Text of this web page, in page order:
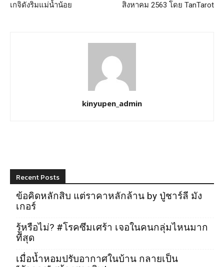
เกจิดังริมแม่น้ำน้อย
สิงหาคม 2563 โดย TanTarot
kinyupen_admin
Recent Posts
ข้อคิดหลักสิบ แต่ราคาหลักล้าน by ปู่ชาร์ลี มัง
เกอร์
รู้หรือไม่? #โรคซึมเศร้า เจอในคนกลุ่มไหนมาก
ที่สุด
เมื่อน้ำหอมปรับอากาศในบ้าน กลายเป็น